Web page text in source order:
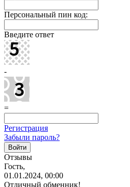
Персональный пин код:
Введите ответ
-
=
Регистрация
Забыли пароль?
Отзывы
Гость,
01.01.2024, 00:00
Отличный обменник!